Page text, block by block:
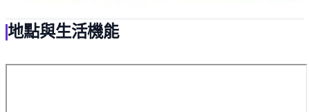
地點與生活機能